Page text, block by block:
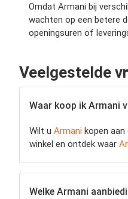
Omdat Armani bij
wachten op een betere
openingsuren of
Veelgestelde
Waar koop ik Armani
Wilt u Armani kopen aan
winkel en ontdek waar
Welke Armani